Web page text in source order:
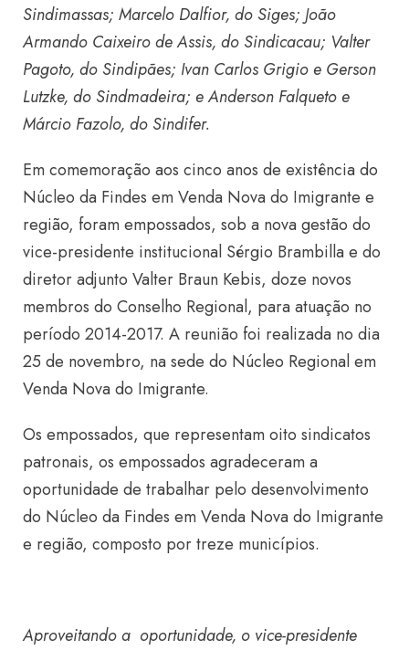
Sindimassas; Marcelo Dalfior, do Siges; João
Armando Caixeiro de Assis, do Sindicacau; Valter
Pagoto, do Sindipães; Ivan Carlos Grigio e Gerson
Lutzke, do Sindmadeira; e Anderson Falqueto e
Márcio Fazolo, do Sindifer.
Em comemoração aos cinco anos de existência do
Núcleo da Findes em Venda Nova do Imigrante e
região, foram empossados, sob a nova gestão do
vice-presidente institucional Sérgio Brambilla e do
diretor adjunto Valter Braun Kebis, doze novos
membros do Conselho Regional, para atuação no
período 2014-2017. A reunião foi realizada no dia
25 de novembro, na sede do Núcleo Regional em
Venda Nova do Imigrante.
Os empossados, que representam oito sindicatos
patronais, os empossados agradeceram a
oportunidade de trabalhar pelo desenvolvimento
do Núcleo da Findes em Venda Nova do Imigrante
e região, composto por treze municípios.
Aproveitando a oportunidade, o vice-presidente